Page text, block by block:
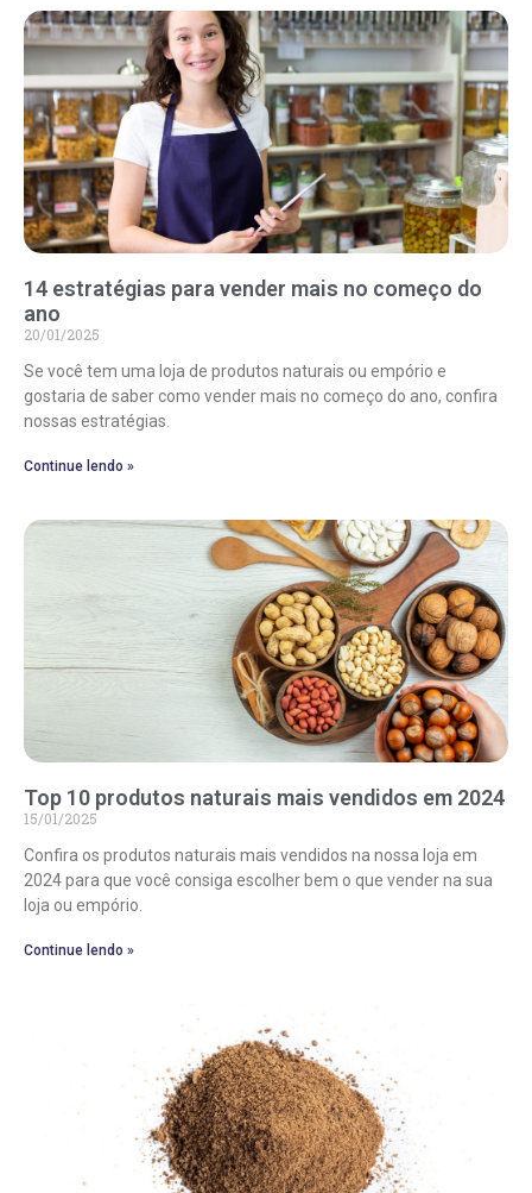
14 estratégias para vender mais no começo do
ano
20/01/2025
Se você tem uma loja de produtos naturais ou empório e
gostaria de saber como vender mais no começo do ano, confira
nossas estratégias.
Continue lendo »
Top 10 produtos naturais mais vendidos em 2024
15/01/2025
Confira os produtos naturais mais vendidos na nossa loja em
2024 para que você consiga escolher bem o que vender na sua
loja ou empório.
Continue lendo »